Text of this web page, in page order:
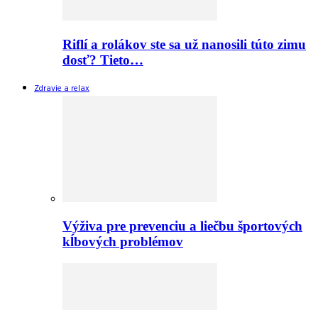
Riflí a rolákov ste sa už nanosili túto zimu
dosť? Tieto…
Zdravie a relax
Výživa pre prevenciu a liečbu športových
kĺbových problémov